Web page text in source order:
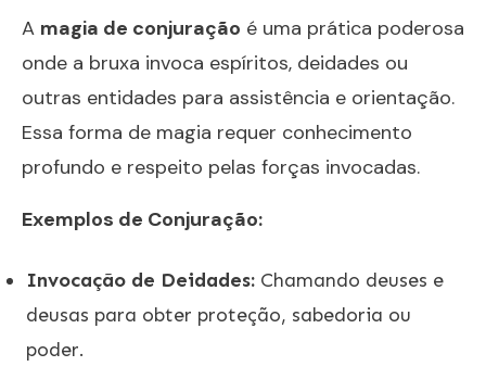
A magia de conjuração é uma prática poderosa
onde a bruxa invoca espíritos, deidades ou
outras entidades para assistência e orientação.
Essa forma de magia requer conhecimento
profundo e respeito pelas forças invocadas.
Exemplos de Conjuração:
Invocação de Deidades: Chamando deuses e
deusas para obter proteção, sabedoria ou
poder.